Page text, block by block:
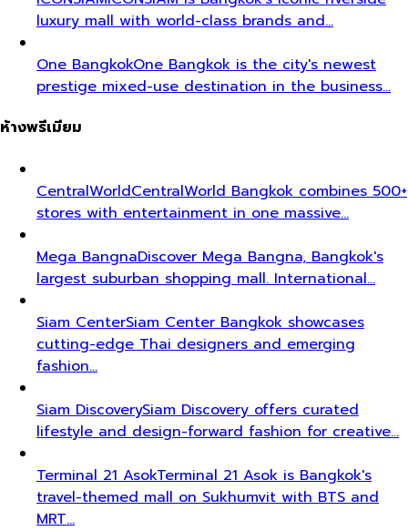
luxury mall with world-class brands and…
One BangkokOne Bangkok is the city's newest
prestige mixed-use destination in the business…
ห้างพรีเมียม
CentralWorldCentralWorld Bangkok combines 500+
stores with entertainment in one massive…
Mega BangnaDiscover Mega Bangna, Bangkok's
largest suburban shopping mall. International…
Siam CenterSiam Center Bangkok showcases
cutting-edge Thai designers and emerging
fashion…
Siam DiscoverySiam Discovery offers curated
lifestyle and design-forward fashion for creative…
Terminal 21 AsokTerminal 21 Asok is Bangkok's
travel-themed mall on Sukhumvit with BTS and
MRT…